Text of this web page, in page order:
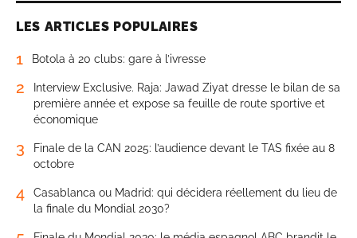
LES ARTICLES POPULAIRES
1 Botola à 20 clubs: gare à l’ivresse
2
Interview Exclusive. Raja: Jawad Ziyat dresse le bilan de sa
première année et expose sa feuille de route sportive et
économique
3
Finale de la CAN 2025: l’audience devant le TAS fixée au 8
octobre
4
Casablanca ou Madrid: qui décidera réellement du lieu de
la finale du Mondial 2030?